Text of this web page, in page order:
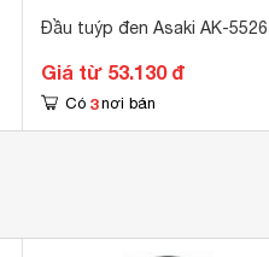
Đầu tuýp đen Asaki AK-5526
Giá từ 53.130 đ
Có 3 nơi bán